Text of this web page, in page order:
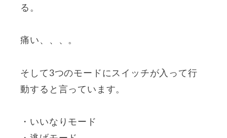
る。
痛い、、、。
そして3つのモードにスイッチが入って行
動すると言っています。
・いいなりモード